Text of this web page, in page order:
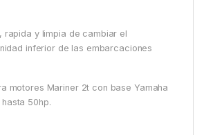
rapida y limpia de cambiar el
inferior de las embarcaciones
motores Mariner 2t con base Yamaha
50hp.